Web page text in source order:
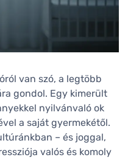
van szó, a legtöbb
gondol. Egy kimerült
nyilvánvaló ok
a saját gyermekétől.
– és joggal,
valós és komoly